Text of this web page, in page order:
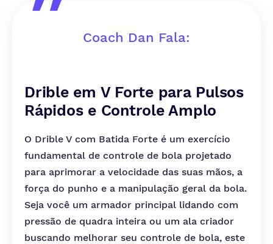
Coach Dan Fala:
Drible em V Forte para Pulsos
Rápidos e Controle Amplo
O Drible V com Batida Forte é um exercício
fundamental de controle de bola projetado
para aprimorar a velocidade das suas mãos, a
força do punho e a manipulação geral da bola.
Seja você um armador principal lidando com
pressão de quadra inteira ou um ala criador
buscando melhorar seu controle de bola, este